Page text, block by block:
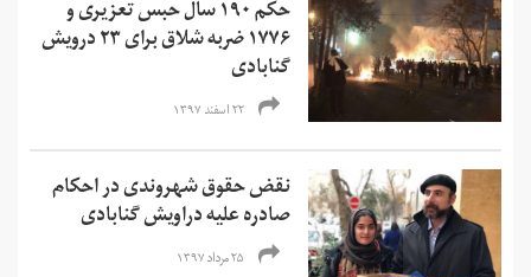
حکم ۱۹۰ سال حبس تعزیری و
۱۷۷۶ ضربه شلاق برای ۲۳ درویش
گنابادی
۲۲ اسفند ۱۳۹۷
نقض حقوق شهروندی در احکام
صادره علیه دراویش گنابادی
۲۵ مرداد ۱۳۹۷